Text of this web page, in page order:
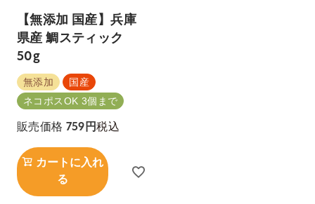
【無添加 国産】兵庫
県産 鯛スティック
50g
無添加
国産
ネコポスOK 3個まで
販売価格 759 税込
カートに入れ
る